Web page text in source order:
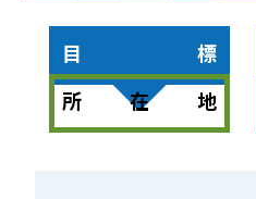
目標
所在地